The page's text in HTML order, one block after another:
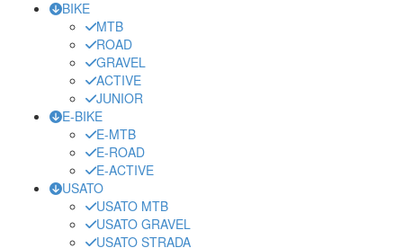
BIKE
MTB
ROAD
GRAVEL
ACTIVE
JUNIOR
E-BIKE
E-MTB
E-ROAD
E-ACTIVE
USATO
USATO MTB
USATO GRAVEL
USATO STRADA